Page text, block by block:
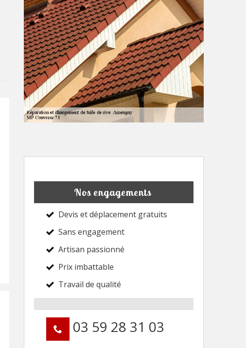
Nos engagements
Devis et déplacement gratuits
Sans engagement
Artisan passionné
Prix imbattable
Travail de qualité
03 59 28 31 03